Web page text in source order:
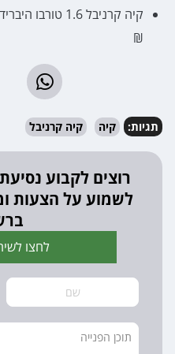
₪
תגיות: קיה קיה קרניבל
רוצים לקבוע
לשמוע על הצעות
לחצו